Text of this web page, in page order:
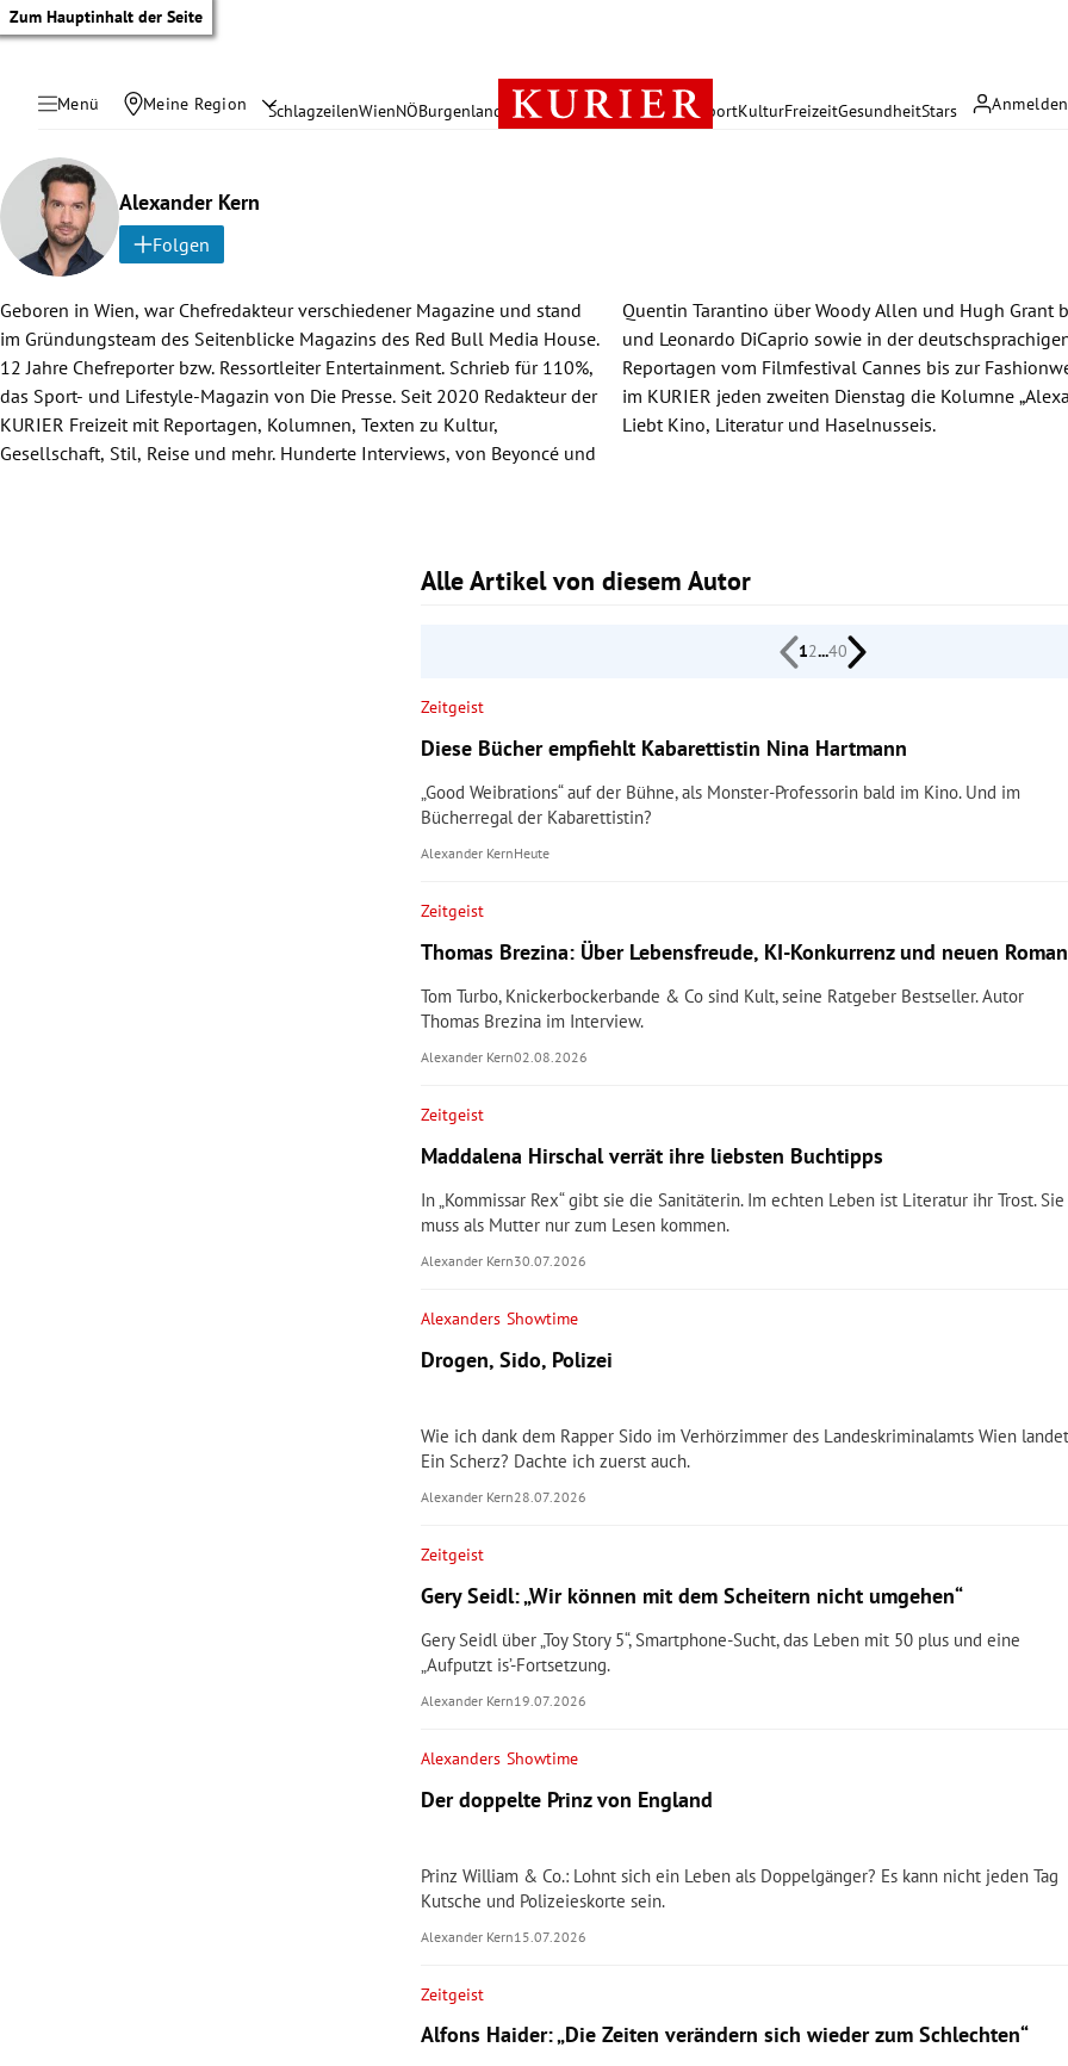
Zum Hauptinhalt der Seite
Menü Meine Region Anmelden
SchlagzeilenWienNÖBurgenland Österreich PolitikWirtschaft SportKulturFreizeitGesundheitStars
Untermenü
Alexander Kern
Folgen
Geboren in Wien, war Chefredakteur verschiedener Magazine und stand
im Gründungsteam des Seitenblicke Magazins des Red Bull Media House.
12 Jahre Chefreporter bzw. Ressortleiter Entertainment. Schrieb für 110%,
das Sport- und Lifestyle-Magazin von Die Presse. Seit 2020 Redakteur der
KURIER Freizeit mit Reportagen, Kolumnen, Texten zu Kultur,
Gesellschaft, Stil, Reise und mehr. Hunderte Interviews, von Beyoncé und
Quentin Tarantino über Woody Allen und Hugh Grant bis Jennifer Lopez
und Leonardo DiCaprio sowie in der deutschsprachigen Kulturszene.
Reportagen vom Filmfestival Cannes bis zur Fashionweek Berlin. Schreibt
im KURIER jeden zweiten Dienstag die Kolumne „Alexanders Showtime“.
Liebt Kino, Literatur und Haselnusseis.
Alle Artikel von diesem Autor
12...40
Zeitgeist
Diese Bücher empfiehlt Kabarettistin Nina Hartmann
„Good Weibrations“ auf der Bühne, als Monster-Professorin bald im Kino. Und im
Bücherregal der Kabarettistin?
Alexander KernHeute
Zeitgeist
Thomas Brezina: Über Lebensfreude, KI-Konkurrenz und neuen Roman
Tom Turbo, Knickerbockerbande & Co sind Kult, seine Ratgeber Bestseller. Autor
Thomas Brezina im Interview.
Alexander Kern02.08.2026
Zeitgeist
Maddalena Hirschal verrät ihre liebsten Buchtipps
In „Kommissar Rex“ gibt sie die Sanitäterin. Im echten Leben ist Literatur ihr Trost. Sie
muss als Mutter nur zum Lesen kommen.
Alexander Kern30.07.2026
Alexanders Showtime
Drogen, Sido, Polizei
Wie ich dank dem Rapper Sido im Verhörzimmer des Landeskriminalamts Wien
Ein Scherz? Dachte ich zuerst auch.
Alexander Kern28.07.2026
Zeitgeist
Gery Seidl: „Wir können mit dem Scheitern nicht umgehen“
Gery Seidl über „Toy Story 5“, Smartphone-Sucht, das Leben mit 50 plus und eine
„Aufputzt is’-Fortsetzung.
Alexander Kern19.07.2026
Alexanders Showtime
Der doppelte Prinz von England
Prinz William & Co.: Lohnt sich ein Leben als Doppelgänger? Es kann nicht jeden Tag
Kutsche und Polizeieskorte sein.
Alexander Kern15.07.2026
Zeitgeist
Alfons Haider: „Die Zeiten verändern sich wieder zum Schlechten“